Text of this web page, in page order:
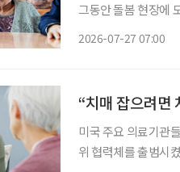
그동안 돌봄 현장에
2026-07-27 07:00
“치매 잡으려면
미국 주요 의료기관
위 협력체를 출범시